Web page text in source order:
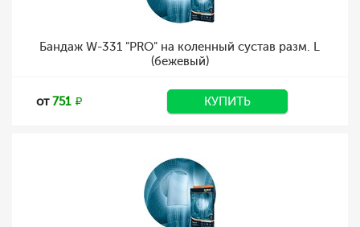
Бандаж W-331 "PRO" на коленный сустав разм. L
(бежевый)
от751 КУПИТЬ